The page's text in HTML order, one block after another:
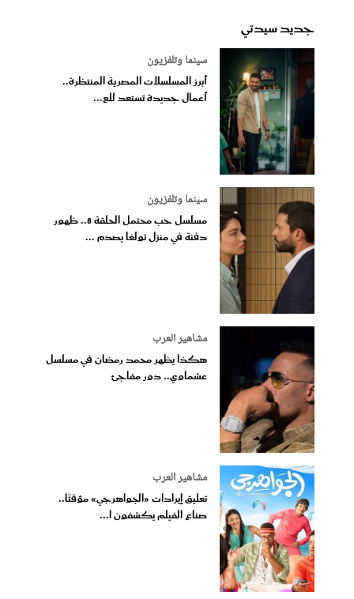
جديد سيدتي
سينما وتلفزيون
أبرز المسلسلات المصرية المنتظرة..
أعمال جديدة تستعد للع...
سينما وتلفزيون
مسلسل حب محتمل الحلقة 8.. ظهور
دفنة في منزل تولغا يصدم ...
مشاهير العرب
هكذا يظهر محمد رمضان في مسلسل
عشماوي.. دور مفاجئ
مشاهير العرب
تعليق إيرادات «الجواهرجي» مؤقتًا..
صناع الفيلم يكشفون ا...